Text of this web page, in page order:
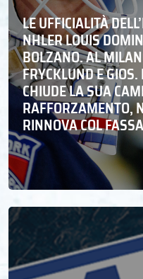
LE UFFICIALITÀ
NHLER LOUIS
BOLZANO. AL
FRYCKLUND E
CHIUDE LA SUA
RAFFORZAMENTO,
RINNOVA COL FASSA